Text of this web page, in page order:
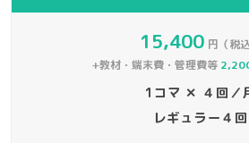
15,400 円（税
+教材・端末費・管理費等
1コマ ✕ ４回／
レギュラー４回